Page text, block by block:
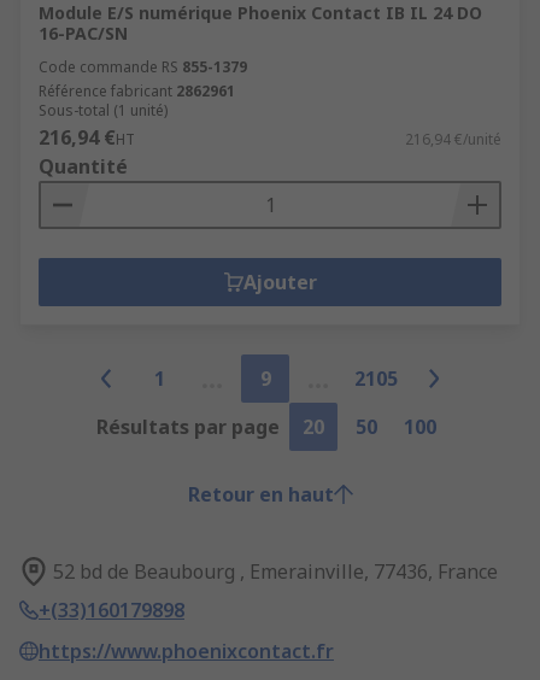
Module E/S numérique Phoenix Contact IB IL 24 DO
16-PAC/SN
Code commande RS 855-1379
Référence fabricant 2862961
Sous-total (1 unité)
216,94 €HT 216,94 €/unité
Quantité
Ajouter
1 9
2105
Résultats par page
20 50 100
Retour en haut
52 bd de Beaubourg , Emerainville, 77436, France
+(33)160179898
https://www.phoenixcontact.fr